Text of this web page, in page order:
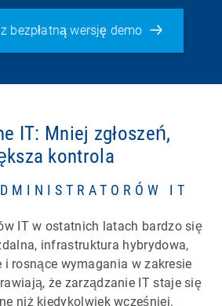
bezpłatną wersję demo
IT: Mniej zgłoszeń,
kontrola
IT
IT w ostatnich latach bardzo się
infrastruktura hybrydowa,
i rosnące wymagania w zakresie
że zarządzanie IT staje się
niż kiedykolwiek wcześniej.